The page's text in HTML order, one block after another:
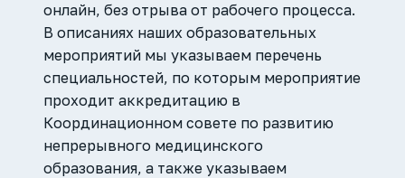
онлайн, без отрыва от рабочего процесса.
В описаниях наших образовательных
мероприятий мы указываем перечень
специальностей, по которым мероприятие
проходит аккредитацию в
Координационном совете по развитию
непрерывного медицинского
образования, а также указываем